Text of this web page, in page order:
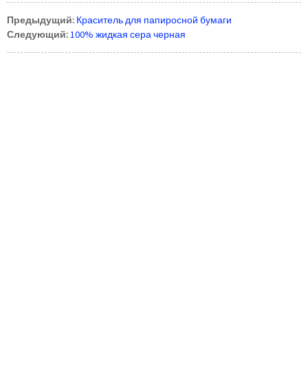
Предыдущий: Краситель для папиросной бумаги
Следующий:100% жидкая сера черная